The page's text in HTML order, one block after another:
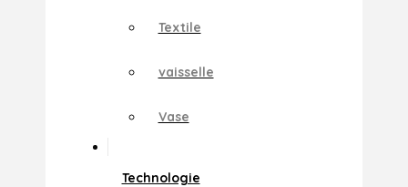
Textile
vaisselle
Vase
Technologie